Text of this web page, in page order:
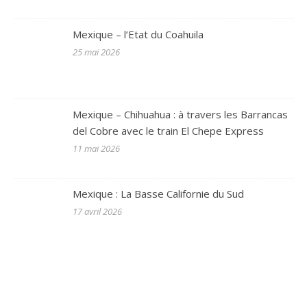
Mexique – l’Etat du Coahuila
25 mai 2026
Mexique – Chihuahua : à travers les Barrancas
del Cobre avec le train El Chepe Express
11 mai 2026
Mexique : La Basse Californie du Sud
17 avril 2026